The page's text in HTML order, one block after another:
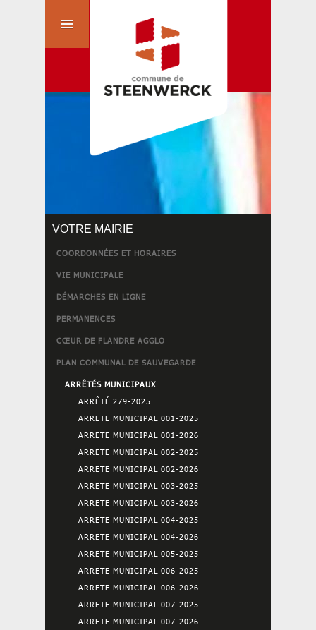
VOTRE MAIRIE
COORDONNÉES ET HORAIRES
VIE MUNICIPALE
DÉMARCHES EN LIGNE
PERMANENCES
CŒUR DE FLANDRE AGGLO
PLAN COMMUNAL DE SAUVEGARDE
ARRÊTÉS MUNICIPAUX
ARRÊTÉ 279-2025
ARRETE MUNICIPAL 001-2025
ARRETE MUNICIPAL 001-2026
ARRETE MUNICIPAL 002-2025
ARRETE MUNICIPAL 002-2026
ARRETE MUNICIPAL 003-2025
ARRETE MUNICIPAL 003-2026
ARRETE MUNICIPAL 004-2025
ARRETE MUNICIPAL 004-2026
ARRETE MUNICIPAL 005-2025
ARRETE MUNICIPAL 006-2025
ARRETE MUNICIPAL 006-2026
ARRETE MUNICIPAL 007-2025
ARRETE MUNICIPAL 007-2026